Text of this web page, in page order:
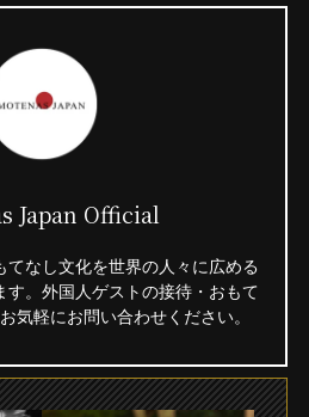
Japan Official
なし文化を世界の人々に広める
す。外国人ゲストの接待・おもて
気軽にお問い合わせください。